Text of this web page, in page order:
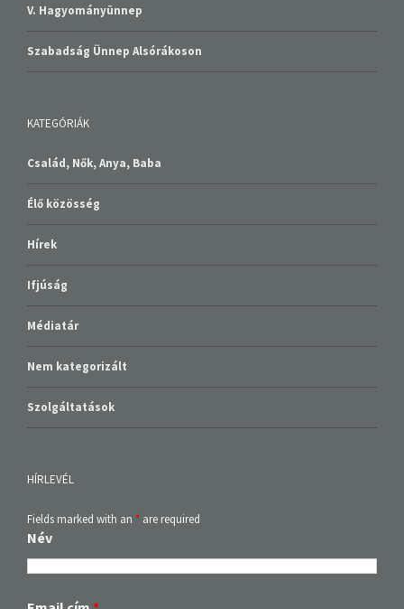
V. Hagyományünnep
Szabadság Ünnep Alsórákoson
KATEGÓRIÁK
Család, Nők, Anya, Baba
Élő közösség
Hírek
Ifjúság
Médiatár
Nem kategorizált
Szolgáltatások
HÍRLEVÉL
Fields marked with an * are required
Név